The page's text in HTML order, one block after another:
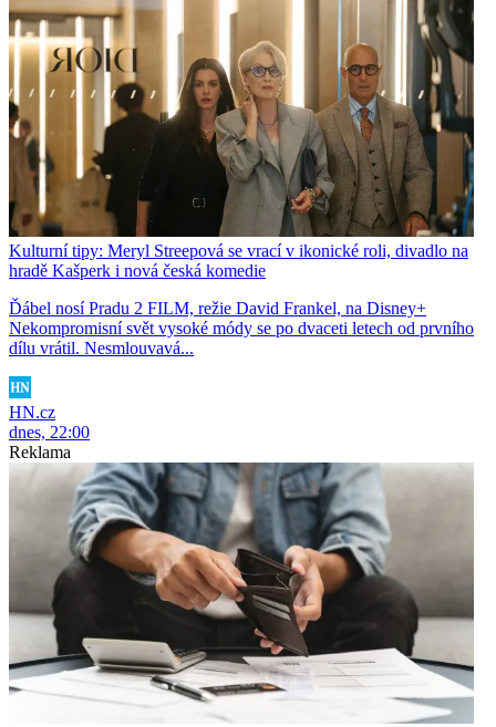
Kulturní tipy: Meryl Streepová se vrací v ikonické roli, divadlo na
hradě Kašperk i nová česká komedie
Ďábel nosí Pradu 2 FILM, režie David Frankel, na Disney+
Nekompromisní svět vysoké módy se po dvaceti letech od prvního
dílu vrátil. Nesmlouvavá...
HN.cz
dnes, 22:00
Reklama